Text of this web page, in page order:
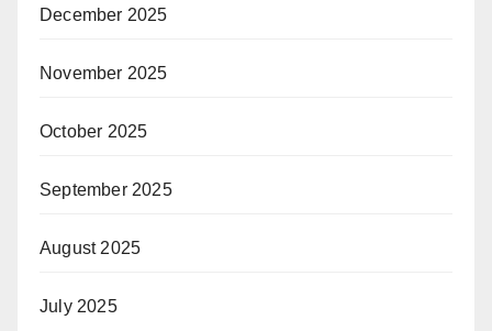
December 2025
November 2025
October 2025
September 2025
August 2025
July 2025